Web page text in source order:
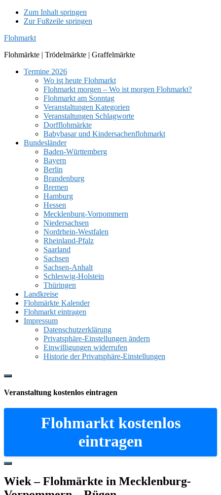
Zum Inhalt springen
Zur Fußzeile springen
Flohmarkt
Flohmärkte | Trödelmärkte | Graffelmärkte
Termine 2026
Wo ist heute Flohmarkt
Flohmarkt morgen – Wo ist morgen Flohmarkt?
Flohmarkt am Sonntag
Veranstaltungen Kategorien
Veranstaltungen Schlagworte
Dorfflohmärkte
Babybasar und Kindersachenflohmarkt
Bundesländer
Baden-Württemberg
Bayern
Berlin
Brandenburg
Bremen
Hamburg
Hessen
Mecklenburg-Vorpommern
Niedersachsen
Nordrhein-Westfalen
Rheinland-Pfalz
Saarland
Sachsen
Sachsen-Anhalt
Schleswig-Holstein
Thüringen
Landkreise
Flohmärkte Kalender
Flohmarkt eintragen
Impressum
Datenschutzerklärung
Privatsphäre-Einstellungen ändern
Einwilligungen widerrufen
Historie der Privatsphäre-Einstellungen
Show
Content
Veranstaltung kostenlos eintragen
Flohmarkt kostenlos
eintragen
Hide
Content
Wiek – Flohmärkte in Mecklenburg-